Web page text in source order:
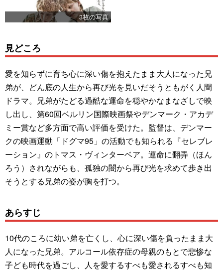
3枚の写真
見どころ
愛を知らずに育ち心に深い傷を抱えたまま大人になった兄
弟が、どん底の人生から再び光を見いだそうともがく人間
ドラマ。兄弟がたどる過酷な運命を穏やかなまなざしで映
し出し、第60回ベルリン国際映画祭やデンマーク・アカデ
ミー賞など多方面で高い評価を受けた。監督は、デンマー
クの映画運動「ドグマ95」の活動でも知られる『セレブレ
ーション』のトマス・ヴィンターベア。運命に翻弄（ほん
ろう）されながらも、孤独の闇から再び光を求めて歩き出
そうとする兄弟の姿が胸を打つ。
あらすじ
10代のころに幼い弟を亡くし、心に深い傷を負ったまま大
人になった兄弟。アルコール依存症の母親のもとで悲惨な
子ども時代を過ごし、人を愛するすべも愛されるすべも知